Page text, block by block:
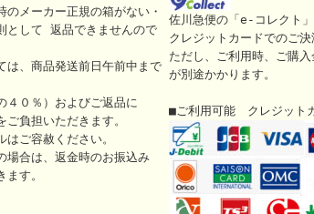
のメーカー正規の箱がない・
として 返品できませんので
は、商品発送前日午前中まで
４０％）およびご返品に
負担いただきます。
ご容赦ください。
場合は、返金時のお振込み
す。
佐川急便の「e-コレクト」
クレジットカードでのご決
ただし、ご利用時、ご購
が別途かかります。
■ご利用可能 クレジット